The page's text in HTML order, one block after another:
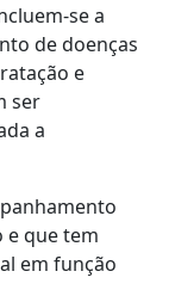
se a
de doenças
e
ser
a
e que tem
em função